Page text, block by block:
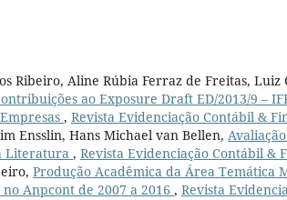
Ribeiro, Aline Rúbia Ferraz de Freitas,
ao Exposure Draft ED/2013/9 –
, Revista Evidenciação Contábil &
Ensslin, Hans Michael van Bellen,
Literatura , Revista Evidenciação Contábil &
Produção Acadêmica da Área Temática
Anpcont de 2007 a 2016 , Revista